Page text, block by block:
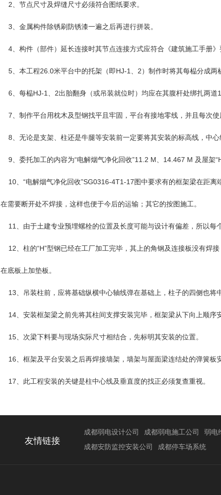
2、节点尺寸及焊缝尺寸必须符合图纸要求。
3、金属构件除锈刷防锈漆一遍之后再进行拼装。
4、构件（部件）延长连接时其节点连接方式应符合《建筑施工手册》
5、本工程26.0米平台中的托架（即HJ-1、2）制作时将其每榀分成
6、每榀HJ-1、2出胎翻身（或吊装就位时）均应在其腹杆处绑扎两道
7、制作平台用枕木及型钢找平且牢固，平台有接地零线，并且每次
8、无论是支架、柱还是牛腿等安装前一定要将其安装的标高线，中
9、委托加工的内容为“电解烟气净化回收”11.2 M、14.467 M 及屋架
10、“电解烟气净化回收”SG0316-4T1-17图中要求有的框架梁在距离
在需要断开处不焊接，这样也便于今后的运输；其它的按图施工。
11、由于土建专业预埋螺栓的位置及长度可能与设计有偏差，所以每
12、柱的“H”型钢已经在工厂加工完毕，其上的角钢及连接板没有焊
在底板上加垫板。
13、吊装柱前，应将基础纵横中心轴线弹在基础上，柱子的四侧也将
14、安装框架梁之前先将其柱间支撑安装完毕，框架梁从下向上顺序
15、次梁下料要与现场实际尺寸相结合，先标明其安装的位置。
16、框架及平台安装之后再焊接墙架，墙架与屋面梁连结处的弹簧板
17、此工程安装的关键是柱中心线及垂直度的找正必须复查重视。
友情链接
成都弱电设计公司 成都弱电施工公司
弱电
成都安防监控安装公司
成都停车场系统